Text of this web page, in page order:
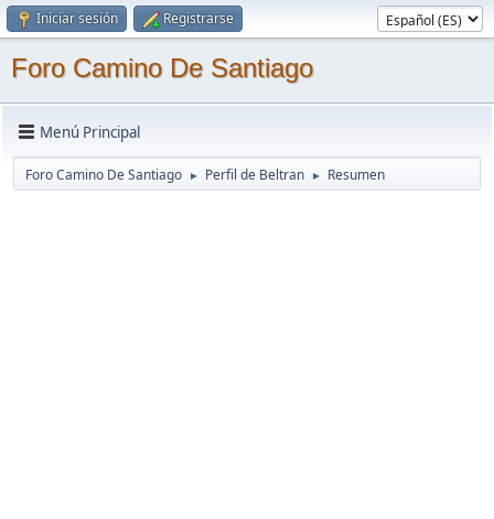
Iniciar sesión Registrarse
Foro Camino De Santiago
Menú Principal
Foro Camino De Santiago ► Perfil de Beltran ► Resumen